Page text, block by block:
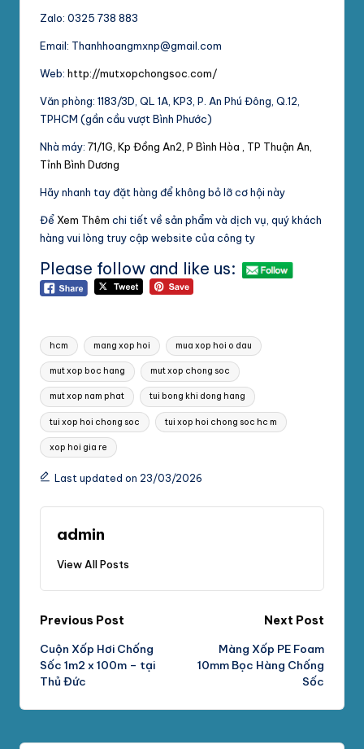
Zalo: 0325 738 883
Email: Thanhhoangmxnp@gmail.com
Web: http://mutxopchongsoc.com/
Văn phòng: 1183/3D, QL 1A, KP3, P. An Phú Đông, Q.12,
TPHCM (gần cầu vượt Bình Phước)
Nhà máy: 71/1G, Kp Đồng An2, P Bình Hòa , TP Thuận An,
Tỉnh Bình Dương
Hãy nhanh tay đặt hàng để không bỏ lỡ cơ hội này
Để Xem Thêm chi tiết về sản phẩm và dịch vụ, quý khách
hàng vui lòng truy cập website của công ty
Please follow and like us:
Tags:
hcm mang xop hoi mua xop hoi o dau
mut xop boc hang mut xop chong soc
mut xop nam phat tui bong khi dong hang
tui xop hoi chong soc tui xop hoi chong soc hc m
xop hoi gia re
Last updated on 23/03/2026
admin
View All Posts
Post
navigation
Previous Post
Cuộn Xốp Hơi Chống
Sốc 1m2 x 100m – tại
Thủ Đức
Next Post
Màng Xốp PE Foam
10mm Bọc Hàng Chống
Sốc